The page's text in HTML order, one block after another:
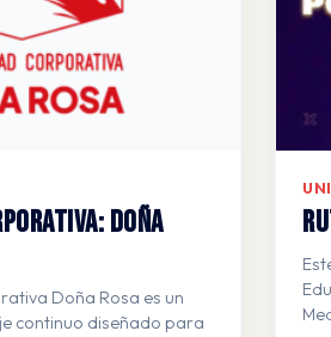
DOÑA
Doña Rosa es un
continuo diseñado para